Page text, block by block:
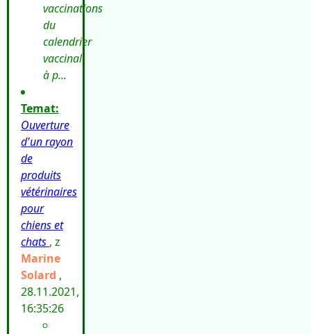
vaccinations
du
calendrier
vaccinal
à p...
Temat:
Ouverture
d'un rayon
de
produits
vétérinaires
pour
chiens et
chats , z
Marine
Solard ,
28.11.2021,
16:35:26